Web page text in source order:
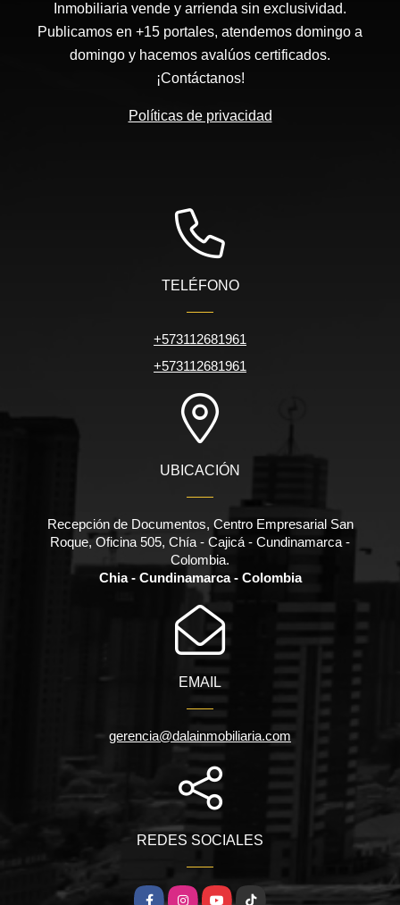
Inmobiliaria vende y arrienda sin exclusividad.
Publicamos en +15 portales, atendemos domingo a
domingo y hacemos avalúos certificados.
¡Contáctanos!
Políticas de privacidad
TELÉFONO
+573112681961
+573112681961
UBICACIÓN
Recepción de Documentos, Centro Empresarial San
Roque, Oficina 505, Chía - Cajicá - Cundinamarca -
Colombia.
Chia - Cundinamarca - Colombia
EMAIL
gerencia@dalainmobiliaria.com
REDES SOCIALES
FacebookInstagramYouTube
TikTok